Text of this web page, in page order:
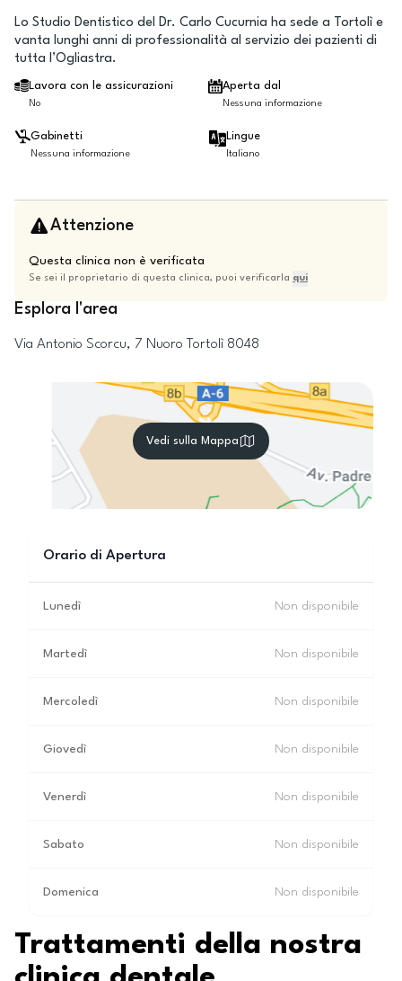
Lo Studio Dentistico del Dr. Carlo Cucurnia ha sede a Tortolì e
vanta lunghi anni di professionalità al servizio dei pazienti di
tutta l’Ogliastra.
Lavora con le assicurazioni
No
Aperta dal
Nessuna informazione
Gabinetti
Nessuna informazione
Lingue
Italiano
Attenzione
Questa clinica non è verificata
Se sei il proprietario di questa clinica, puoi verificarla qui
Esplora l'area
Via Antonio Scorcu, 7 Nuoro Tortolì 8048
Vedi sulla Mappa
Orario di Apertura
Lunedì Non disponibile
Martedì Non disponibile
Mercoledì Non disponibile
Giovedì Non disponibile
Venerdì Non disponibile
Sabato Non disponibile
Domenica Non disponibile
Trattamenti della nostra